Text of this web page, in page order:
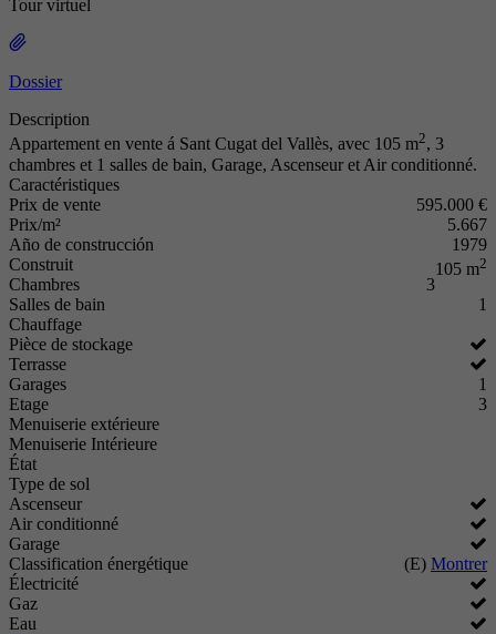
Tour virtuel
Dossier
Description
Appartement en vente á Sant Cugat del Vallès, avec 105 m2, 3
chambres et 1 salles de bain, Garage, Ascenseur et Air conditionné.
Caractéristiques
Prix de vente
595.000 €
Prix/m²
5.667
Año de construcción
1979
Construit
105 m2
Chambres
3
Salles de bain
1
Chauffage
Pièce de stockage
Terrasse
Garages
1
Etage
3
Menuiserie extérieure
Menuiserie Intérieure
État
Type de sol
Ascenseur
Air conditionné
Garage
Classification énergétique
(E) Montrer
Électricité
Gaz
Eau